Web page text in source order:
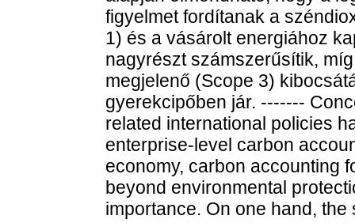
figyelmet fordítanak a
1) és a vásárolt energiához
nagyrészt számszerűsítik,
megjelenő (Scope 3)
gyerekcipőben jár. -------
related international policies
enterprise-level carbon
economy, carbon accounting
beyond environmental
importance. On one hand,